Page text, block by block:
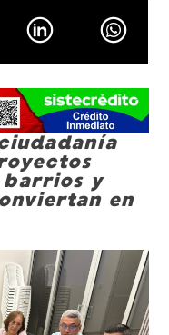
barrios y
en